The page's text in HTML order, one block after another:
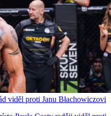
viděl proti Janu Błachowiczovi